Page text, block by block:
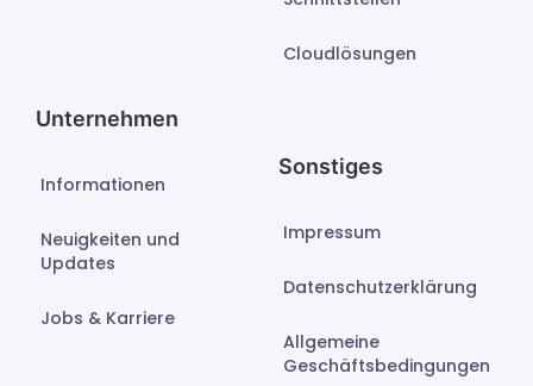
Cloudlösungen
Unternehmen
Informationen
Neuigkeiten und
Updates
Jobs & Karriere
Sonstiges
Impressum
Datenschutzerklärung
Allgemeine
Geschäftsbedingungen